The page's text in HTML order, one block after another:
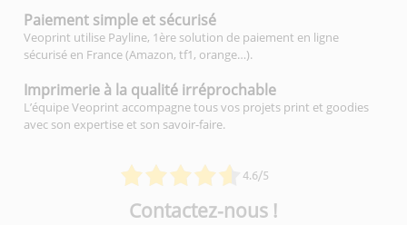
4.6/5
Paiement simple et sécurisé
Veoprint utilise Payline, 1ère solution de paiement en ligne
sécurisé en France (Amazon, tf1, orange…).
Imprimerie à la qualité irréprochable
L’équipe Veoprint accompagne tous vos projets print et goodies
avec son expertise et son savoir-faire.
Contactez-nous !